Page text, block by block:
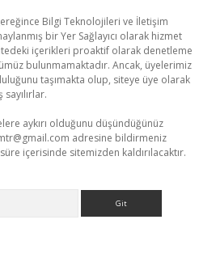
Bilgi Teknolojileri ve İletişim
bir Yer Sağlayıcı olarak hizmet
içerikleri proaktif olarak denetleme
bulunmamaktadır. Ancak, üyelerimiz
taşımakta olup, siteye üye olarak
aykırı olduğunu düşündüğünüz
adresine bildirmeniz
içerisinde sitemizden kaldırılacaktır.